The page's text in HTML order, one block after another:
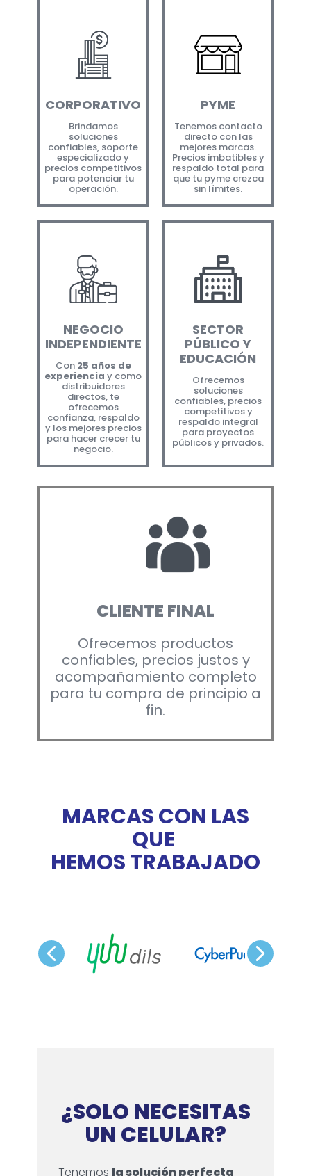
CORPORATIVO
Brindamos
soluciones
confiables, soporte
especializado y
precios competitivos
para potenciar tu
operación.
PYME
Tenemos contacto
directo con las
mejores marcas.
Precios imbatibles y
respaldo total para
que tu pyme crezca
sin límites.
NEGOCIO
INDEPENDIENTE
Con 25 años de
experiencia y como
distribuidores
directos, te
ofrecemos
confianza, respaldo
y los mejores precios
para hacer crecer tu
negocio.
SECTOR
PÚBLICO Y
EDUCACIÓN
Ofrecemos
soluciones
confiables, precios
competitivos y
respaldo integral
para proyectos
públicos y privados.
CLIENTE FINAL
Ofrecemos productos
confiables, precios justos y
acompañamiento completo
para tu compra de principio a
fin.
MARCAS CON LAS
QUE
HEMOS TRABAJADO
¿SOLO NECESITAS
UN CELULAR?
Tenemos la solución perfecta